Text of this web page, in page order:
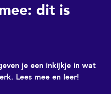
dit is
je een inkijkje in wat
Lees mee en leer!